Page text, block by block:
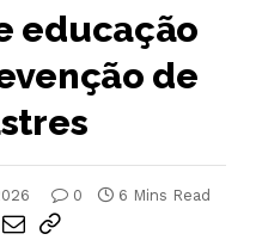
educação
de
0
6 Mins Read